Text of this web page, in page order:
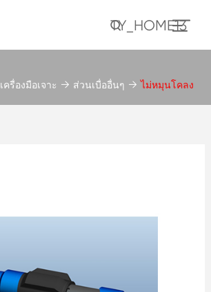
TY_HOME13
เครื่องมือเจาะ ส่วนเบื่ออื่นๆ ไม่หมุนโคลง